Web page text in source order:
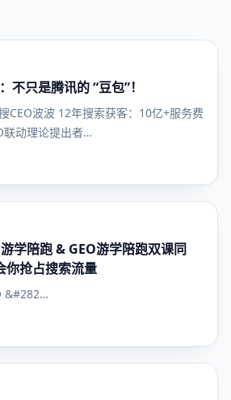
不只是腾讯的 “豆包”！
CEO波波 12年搜索获客：10亿+服务费
联动理论提出者…
学陪跑 & GEO游学陪跑双课同
你抢占搜索流量
&#282…